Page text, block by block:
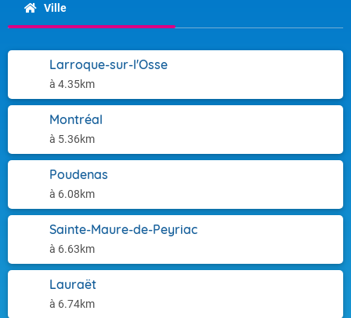
Ville
Larroque-sur-l'Osse
à 4.35km
Montréal
à 5.36km
Poudenas
à 6.08km
Sainte-Maure-de-Peyriac
à 6.63km
Lauraët
à 6.74km